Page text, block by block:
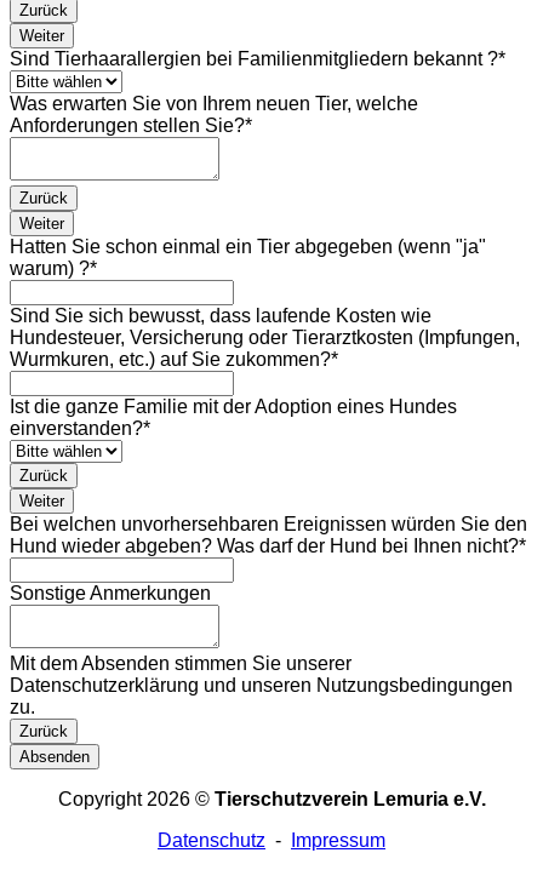
Zurück
Weiter
Sind Tierhaarallergien bei Familienmitgliedern bekannt ?*
Was erwarten Sie von Ihrem neuen Tier, welche
Anforderungen stellen Sie?*
Zurück
Weiter
Hatten Sie schon einmal ein Tier abgegeben (wenn "ja"
warum) ?*
Sind Sie sich bewusst, dass laufende Kosten wie
Hundesteuer, Versicherung oder Tierarztkosten (Impfungen,
Wurmkuren, etc.) auf Sie zukommen?*
Ist die ganze Familie mit der Adoption eines Hundes
einverstanden?*
Zurück
Weiter
Bei welchen unvorhersehbaren Ereignissen würden Sie den
Hund wieder abgeben? Was darf der Hund bei Ihnen nicht?*
Sonstige Anmerkungen
Mit dem Absenden stimmen Sie unserer
Datenschutzerklärung und unseren Nutzungsbedingungen
zu.
Email
Address*
Zurück
Absenden
Copyright 2026 © Tierschutzverein Lemuria e.V.
Datenschutz -
Impressum